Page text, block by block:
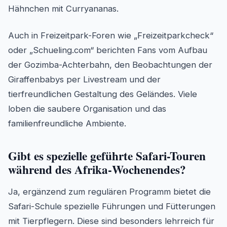
Hähnchen mit Curryananas.
Auch in Freizeitpark-Foren wie „Freizeitparkcheck“
oder „Schueling.com“ berichten Fans vom Aufbau
der Gozimba-Achterbahn, den Beobachtungen der
Giraffenbabys per Livestream und der
tierfreundlichen Gestaltung des Geländes. Viele
loben die saubere Organisation und das
familienfreundliche Ambiente.
Gibt es spezielle geführte Safari-Touren
während des Afrika‑Wochenendes?
Ja, ergänzend zum regulären Programm bietet die
Safari-Schule spezielle Führungen und Fütterungen
mit Tierpflegern. Diese sind besonders lehrreich für